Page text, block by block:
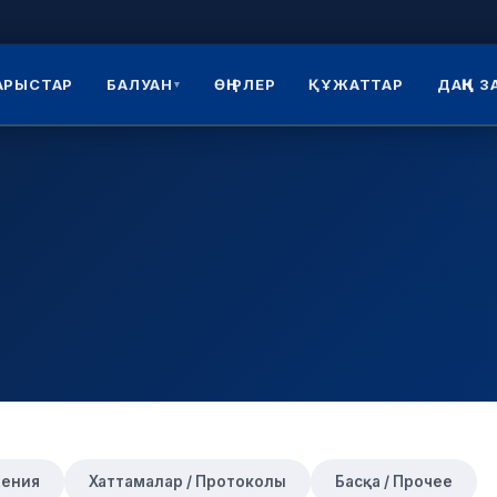
БАЛУАН ▾ ӨҢІРЛЕР ҚҰЖАТТАР ДАҢҚ
Хаттамалар / Протоколы Басқа / Прочее